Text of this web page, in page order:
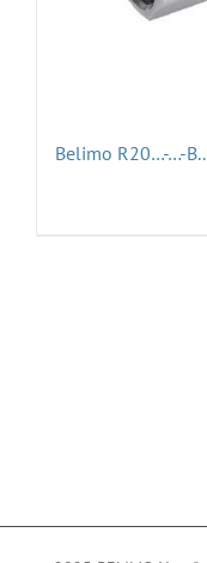
Belimo R20…-…-B..